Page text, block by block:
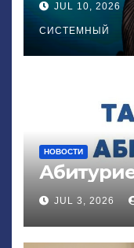
JUL 10, 2026
СИСТЕМНЫЙ
НОВОСТИ
JUL 3, 2026